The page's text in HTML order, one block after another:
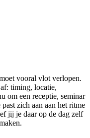
vooral vlot verlopen.
timing, locatie,
om een receptie, seminar
zich aan aan het ritme
jij je daar op de dag zelf